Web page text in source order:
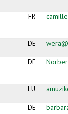
FR
DE
DE
LU
DE